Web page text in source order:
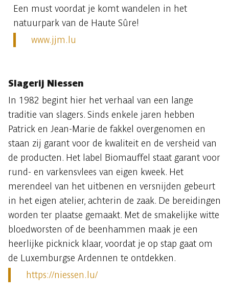
Een must voordat je komt wandelen in het
natuurpark van de Haute Sûre!
www.jjm.lu
Slagerij Niessen
In 1982 begint hier het verhaal van een lange
traditie van slagers. Sinds enkele jaren hebben
Patrick en Jean-Marie de fakkel overgenomen en
staan zij garant voor de kwaliteit en de versheid van
de producten. Het label Biomauffel staat garant voor
rund- en varkensvlees van eigen kweek. Het
merendeel van het uitbenen en versnijden gebeurt
in het eigen atelier, achterin de zaak. De bereidingen
worden ter plaatse gemaakt. Met de smakelijke witte
bloedworsten of de beenhammen maak je een
heerlijke picknick klaar, voordat je op stap gaat om
de Luxemburgse Ardennen te ontdekken.
https://niessen.lu/